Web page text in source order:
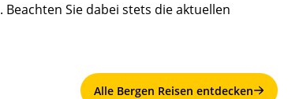
Sie dabei stets die aktuellen
Alle Bergen Reisen entdecken